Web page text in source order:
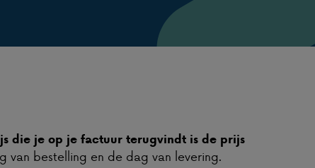
die je op je factuur terugvindt is de prijs
van bestelling en de dag van levering.